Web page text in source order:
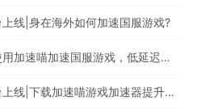
上线|身在海外如何加速国服游戏?
《幻灵师》7月15日上线｜使用加速喵加速国服游戏，低延迟无卡顿
《暗区突围》7月13日全平台上线|下载加速喵游戏加速器提升游戏体验